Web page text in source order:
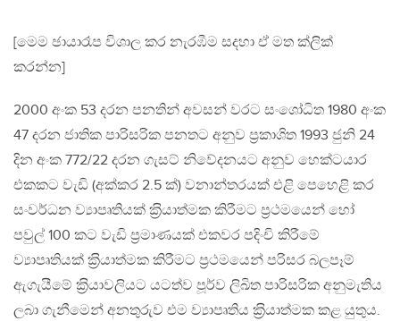
[මෙම ඡායාරෑප විශාල කර නැරඹීම සදහා ඒ මත ක්ලික්
කරන්න]
2000 අංක 53 දරන පනතින් අවසන් වරට සංශෝධිත 1980 අංක
47 දරන ජාතික පාරිසරික පනතට අනුව ප‍්‍රකාශිත 1993 ජුනි 24
දින අංක 772/22 දරන ගැසට් නිවේදනයට අනුව හෙක්ටයාර
එකකට වැඩි (අක්කර 2.5 ක්) වනාන්තරයක් එළි පෙහෙළි කර
සංවර්ධන ව්‍යාපෘතියක් ක‍්‍රියාත්මක කිරීමට ප‍්‍රථමයෙන් හෝ
පවුල් 100 කට වැඩි ප‍්‍රමාණයක් එකවර පදිංචි කිරීමේ
ව්‍යාපෘතියක් ක‍්‍රියාත්මක කිරීමට ප‍්‍රථමයෙන් පරිසර බලපෑම්
ඇගැයීමේ ක‍්‍රියාවලියට යටත්ව පූර්ව ලිඛිත පාරිසරික අනුමැතිය
ලබා ගැනීමෙන් අනතුරුව එම ව්‍යාපෘතිය ක‍්‍රියාත්මක කළ යුතුය.